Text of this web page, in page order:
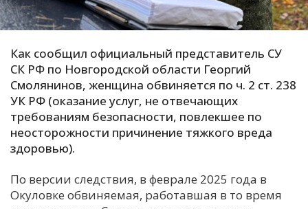
И
Н
Т
У
Х
Как сообщил официальный представитель СУ
СК РФ по Новгородской области Георгий
Смолянинов, женщина обвиняется по ч. 2 ст. 238
УК РФ (оказание услуг, не отвечающих
требованиям безопасности, повлекшее по
неосторожности причинение тяжкого вреда
здоровью).
По версии следствия, в феврале 2025 года в
Окуловке обвиняемая, работавшая в то время